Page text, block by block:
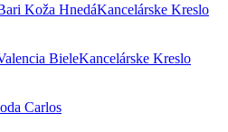
Kancelárske Kreslo
Kancelárske Kreslo
Carlos